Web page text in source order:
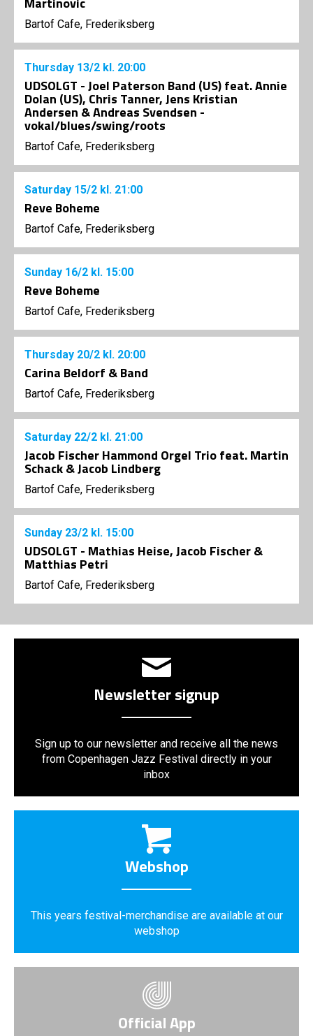
Bartof Cafe, Frederiksberg
Thursday 13/2 kl. 20:00
UDSOLGT - Joel Paterson Band (US) feat. Annie
Dolan (US), Chris Tanner, Jens Kristian
Andersen & Andreas Svendsen -
vokal/blues/swing/roots
Bartof Cafe, Frederiksberg
Saturday 15/2 kl. 21:00
Reve Boheme
Bartof Cafe, Frederiksberg
Sunday 16/2 kl. 15:00
Reve Boheme
Bartof Cafe, Frederiksberg
Thursday 20/2 kl. 20:00
Carina Beldorf & Band
Bartof Cafe, Frederiksberg
Saturday 22/2 kl. 21:00
Jacob Fischer Hammond Orgel Trio feat. Martin
Schack & Jacob Lindberg
Bartof Cafe, Frederiksberg
Sunday 23/2 kl. 15:00
UDSOLGT - Mathias Heise, Jacob Fischer &
Matthias Petri
Bartof Cafe, Frederiksberg
Newsletter signup
Sign up to our newsletter and receive all the news
from Copenhagen Jazz Festival directly in your
inbox
Webshop
This years festival-merchandise are available at our
webshop
Official App